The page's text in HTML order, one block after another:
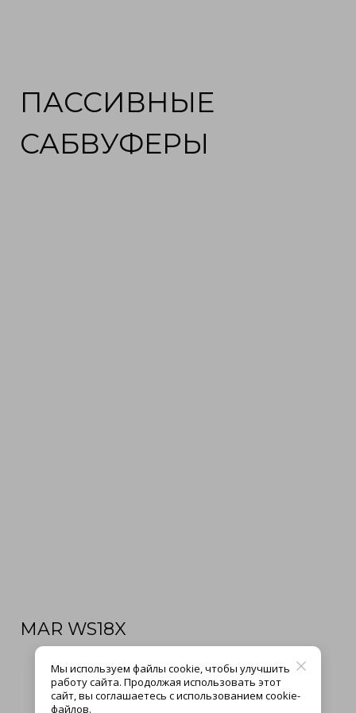
ПАССИВНЫЕ
САБВУФЕРЫ
MAR WS18X
Мы используем файлы cookie, чтобы улучшить
работу сайта. Продолжая использовать этот
сайт, вы соглашаетесь с использованием cookie-
файлов.